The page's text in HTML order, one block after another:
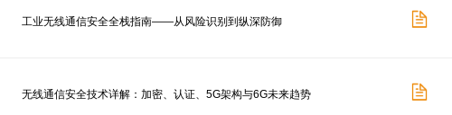
工业无线通信安全全栈指南——从风险识别到纵深防御
无线通信安全技术详解：加密、认证、5G架构与6G未来趋势